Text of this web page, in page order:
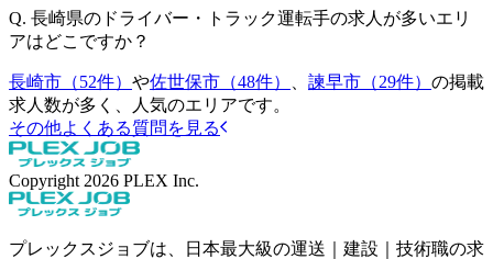
Q. 長崎県のドライバー・トラック運転手の求人が多いエリ
アはどこですか？
長崎市（52件） や佐世保市（48件） 諫早市（29件） の掲載
求人数が多く、人気のエリアです。
その他よくある質問を見る
Copyright 2026 PLEX Inc.
プレックスジョブは、日本最大級の運送｜建設｜技術職の求